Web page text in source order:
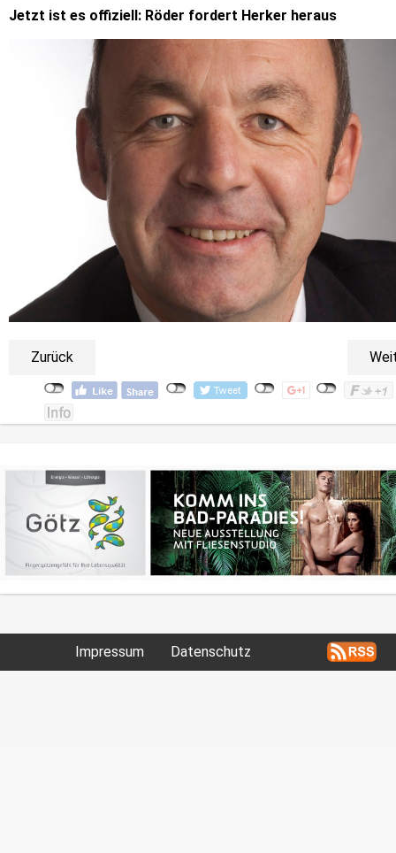
Jetzt ist es offiziell: Röder fordert Herker heraus
Zurück
Impressum Datenschutz